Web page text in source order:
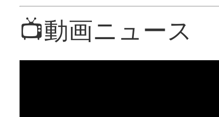
📺動画ニュース